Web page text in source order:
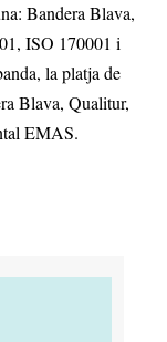
Bandera Blava,
ISO 170001 i
la platja de
Blava, Qualitur,
EMAS.